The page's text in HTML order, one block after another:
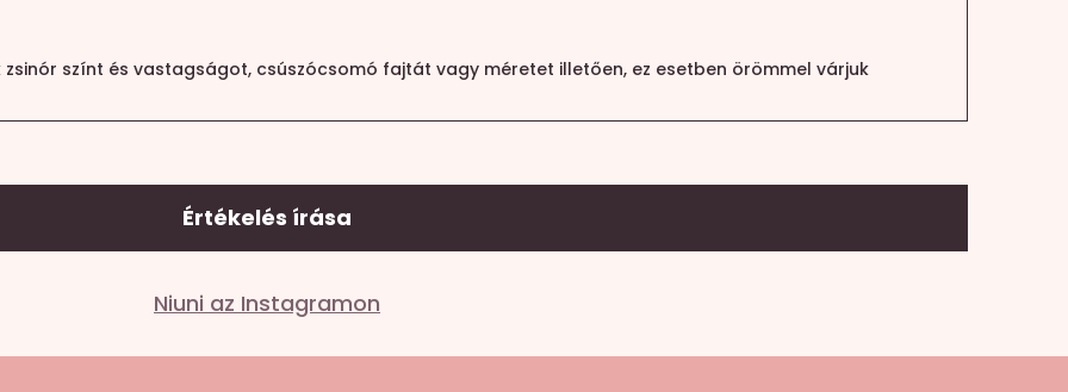
színt és vastagságot, csúszócsomó fajtát vagy méretet illetően, ez esetben örömmel várjuk
Értékelés írása
Niuni az Instagramon